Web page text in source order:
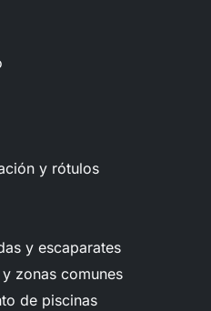
y rótulos
y escaparates
zonas comunes
de piscinas